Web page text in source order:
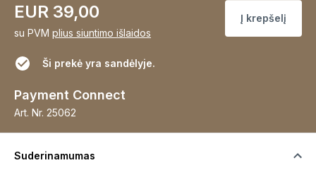
EUR 39,00
su PVM plius siuntimo išlaidos
Į krepšelį
Ši prekė yra sandėlyje.
Payment Connect
Art. Nr. 25062
Suderinamumas